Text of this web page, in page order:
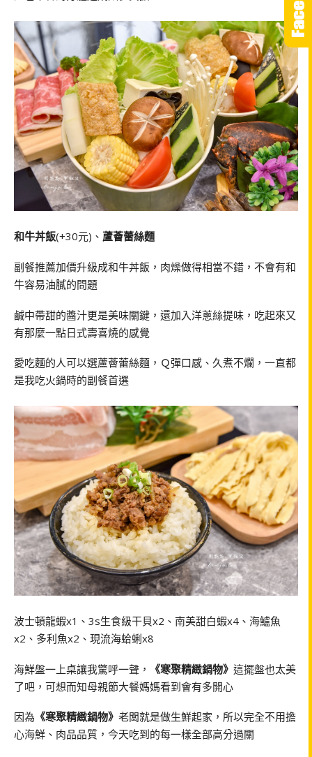
和牛丼飯(+30元)、 蘆薈蕾絲麵
副餐推薦加價升級成和牛丼飯，肉燥做得相當不錯，不會有和
牛容易油膩的問題
鹹中帶甜的醬汁更是美味關鍵，還加入洋蔥絲提味，吃起來又
有那麼一點日式壽喜燒的感覺
愛吃麵的人可以選蘆薈蕾絲麵，Ｑ彈口感、久煮不爛，一直都
是我吃火鍋時的副餐首選
波士頓龍蝦x1、3s生食級干貝x2、南美甜白蝦x4、海鱸魚
x2、多利魚x2、現流海蛤蜊x8
海鮮盤一上桌讓我驚呼一聲， 《寒聚精緻鍋物》 這擺盤也太美
了吧，可想而知母親節大餐媽媽看到會有多開心
因為 《寒聚精緻鍋物》 老闆就是做生鮮起家，所以完全不用擔
心海鮮、肉品品質，今天吃到的每一樣全部高分過關